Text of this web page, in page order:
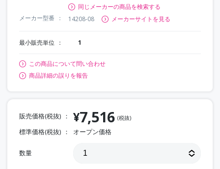
同じメーカーの商品を検索する
メーカー型番
14208-08 メーカーサイトを見る
最小販売単位 1
この商品について問い合わせ
商品詳細の誤りを報告
販売価格(税抜) ¥7,516 (税抜)
標準価格(税抜) オープン価格
数量